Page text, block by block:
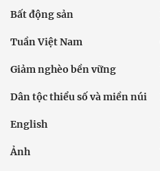
Bất động sản
Tuần Việt Nam
Giảm nghèo bền vững
Dân tộc thiểu số và miền núi
English
Ảnh